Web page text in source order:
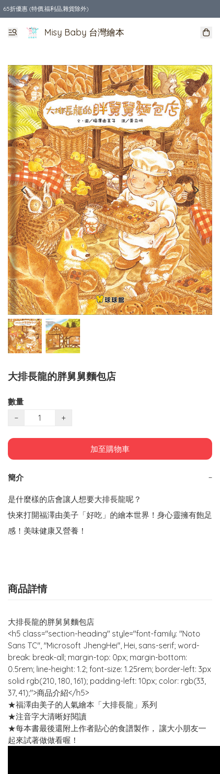
65折優惠 (特價,福利品,雜貨除外)
全店購物滿$550，免運費
Misy Baby 台灣繪本
大排長龍的胖舅舅麵包店
數量
−
+
加至購物車
簡介 −
是什麼樣的店會讓人想要大排長龍呢？
快來打開福澤由美子「好吃」的繪本世界！身心靈擁有飽足
感！美味健康又營養！
商品詳情
大排長龍的胖舅舅麵包店
<h5 class="section-heading" style="font-family: "Noto
Sans TC", "Microsoft JhengHei", Hei, sans-serif; word-
break: break-all; margin-top: 0px; margin-bottom:
0.5rem; line-height: 1.2; font-size: 1.25rem; border-left: 3px
solid rgb(210, 180, 161); padding-left: 10px; color: rgb(33,
37, 41);">商品介紹</h5>
★福澤由美子的人氣繪本「大排長龍」系列
★注音字大清晰好閱讀
★每本書最後還附上作者貼心的食譜製作， 讓大小朋友一
起來試著做做看喔！